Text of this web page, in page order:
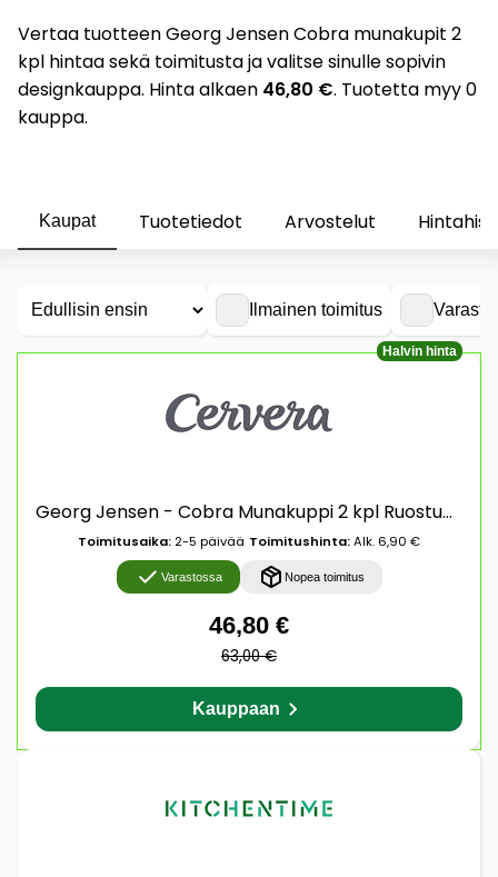
Vertaa tuotteen Georg Jensen Cobra munakupit 2
kpl hintaa sekä toimitusta ja valitse sinulle sopivin
designkauppa. Hinta alkaen 46,80 €. Tuotetta myy 0
kauppa.
Kaupat Tuotetiedot Arvostelut
Ilmainen toimitus
Halvin hinta
Georg Jensen - Cobra Munakuppi 2 kpl Ruostumaton
Toimitusaika: 2-5 päivää Toimitushinta:Alk. 6,90 €
Varastossa Nopea toimitus
46,80 €
63,00 €
Kauppaan